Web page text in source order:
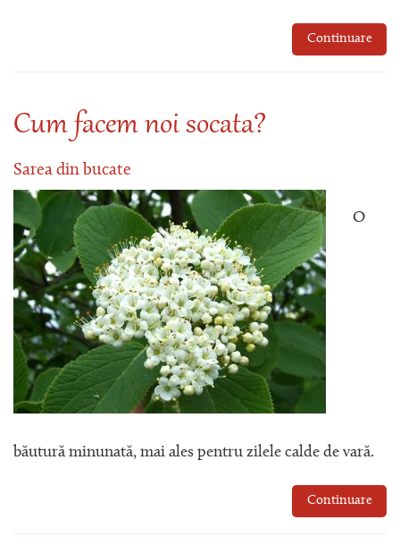
Continuare
Cum facem noi socata?
Sarea din bucate
O
băutură minunată, mai ales pentru zilele calde de vară.
Continuare